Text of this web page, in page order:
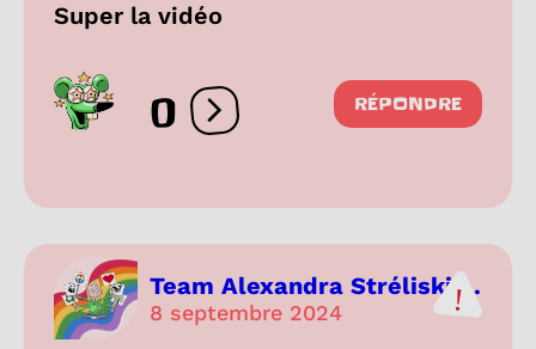
Super la vidéo
0 Ouvrir les réactions
RÉPONDRE
Team Alexandra Stréliski ...
8 septembre 2024